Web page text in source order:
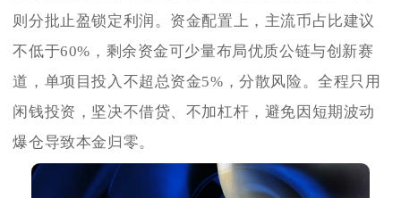
则分批止盈锁定利润。资金配置上，主流币占比建议
不低于60%，剩余资金可少量布局优质公链与创新赛
道，单项目投入不超总资金5%，分散风险。全程只用
闲钱投资，坚决不借贷、不加杠杆，避免因短期波动
爆仓导致本金归零。